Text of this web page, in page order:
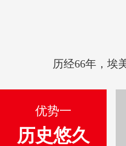
历经66年，埃
优势一
历史悠久